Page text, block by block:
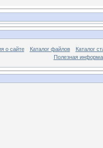
о сайте Каталог файлов
Каталог
Полезная